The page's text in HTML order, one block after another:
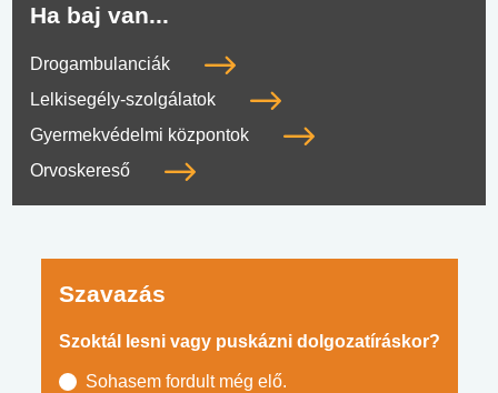
Ha baj van...
Drogambulanciák
Lelkisegély-szolgálatok
Gyermekvédelmi központok
Orvoskereső
Szavazás
Szoktál lesni vagy puskázni dolgozatíráskor?
Sohasem fordult még elő.